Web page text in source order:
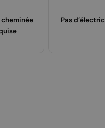
cheminée
Pas